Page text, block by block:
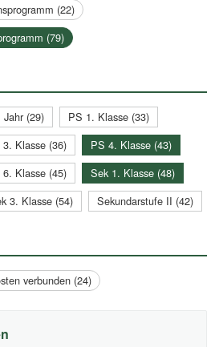
(22)
(79)
Jahr (29)
PS 1. Klasse (33)
3. Klasse (36)
PS 4. Klasse (43)
6. Klasse (45)
Sek 1. Klasse (48)
3. Klasse (54) Sekundarstufe II (42)
verbunden (24)